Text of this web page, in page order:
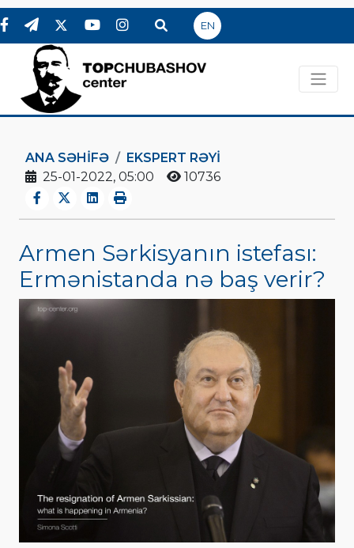
EN
ANA SƏHIFƏ
EKSPERT RƏYI
25-01-2022, 05:00
10736
Armen Sərkisyanın istefası:
Ermənistanda nə baş verir?